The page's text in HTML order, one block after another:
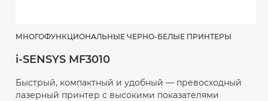
МНОГОФУНКЦИОНАЛЬНЫЕ ЧЕРНО-БЕЛЫЕ ПРИНТЕРЫ
i-SENSYS MF3010
Быстрый, компактный и удобный — превосходный
лазерный принтер с высокими показателями